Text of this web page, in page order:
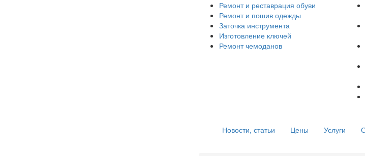
Ремонт и реставрация обуви
Ремонт и пошив одежды
Заточка инструмента
Изготовление ключей
Ремонт чемоданов
Новости, статьи Цены Услуги